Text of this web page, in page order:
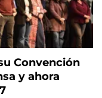
Convención
y ahora